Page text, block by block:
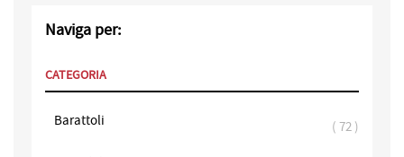
Naviga per:
CATEGORIA
Barattoli 72 elementi